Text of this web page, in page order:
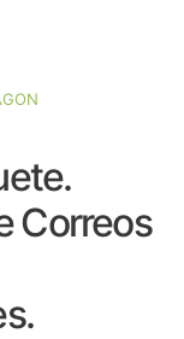
Correos